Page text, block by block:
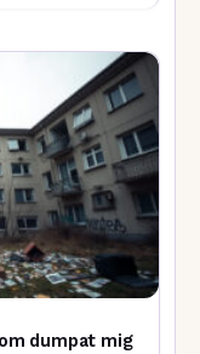
dumpat mig